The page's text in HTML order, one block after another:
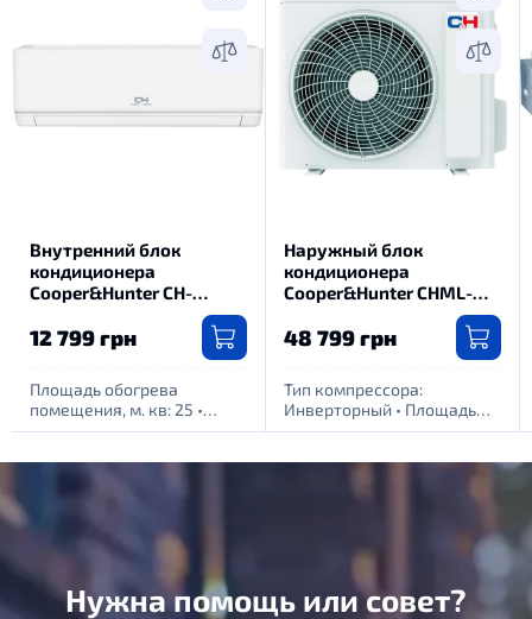
Внутренний блок
кондиционера
Cooper&Hunter CH-
12 799 грн
Площадь обогрева
помещения, м. кв: 25 •
Питание: 1 фаза - 220Вт
Наружный блок
кондиционера
Сooper&Hunter CHML-
48 799 грн
Тип компрессора:
Инверторный • Площадь
обогрева помещения, м.
Нужна помощь или совет?